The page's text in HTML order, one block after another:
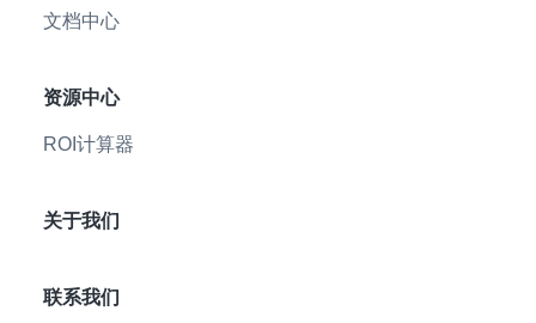
文档中心
资源中心
ROI计算器
关于我们
联系我们